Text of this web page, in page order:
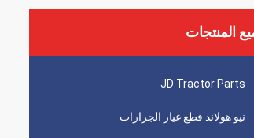
المنتجات
JD Tractor Parts
نيو هولاند قطع غيار الجرارات